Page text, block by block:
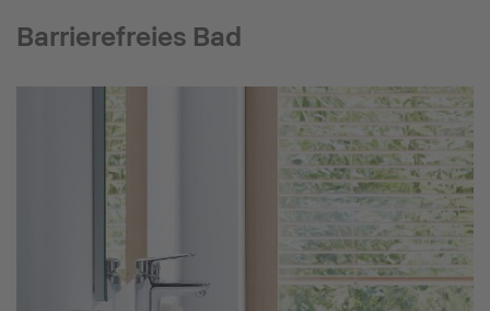
Barrierefreies Bad